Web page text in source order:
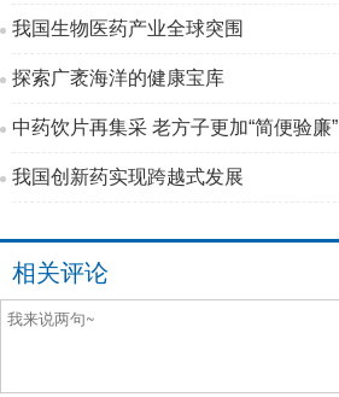
我国生物医药产业全球突围
探索广袤海洋的健康宝库
中药饮片再集采 老方子更加“简便验廉”
我国创新药实现跨越式发展
相关评论